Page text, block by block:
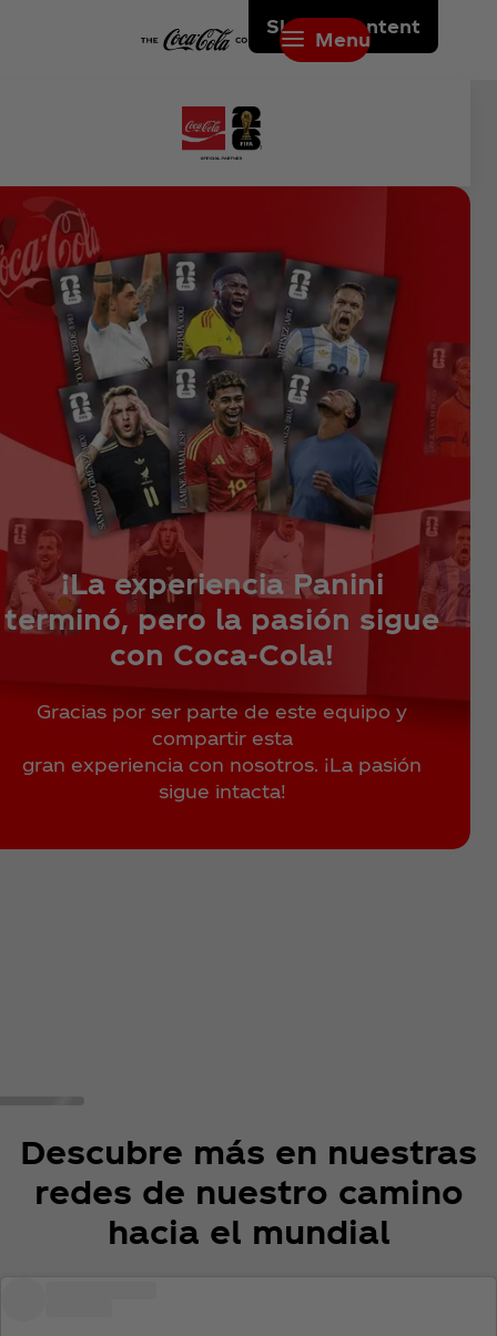
Skip to content
Menu
¡La experiencia Panini
terminó, pero la pasión sigue
con Coca‑Cola!
Gracias por ser parte de este equipo y
compartir esta
gran experiencia con nosotros. ¡La pasión
sigue intacta!
Descubre más en nuestras
redes de nuestro camino
hacia el mundial